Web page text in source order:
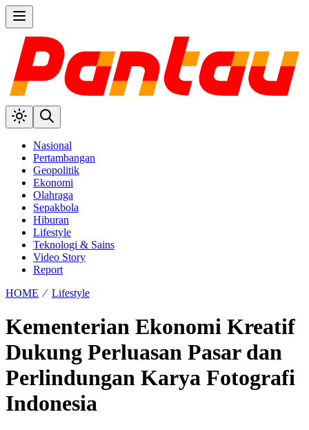
Nasional
Pertambangan
Geopolitik
Ekonomi
Olahraga
Sepakbola
Hiburan
Lifestyle
Teknologi & Sains
Video Story
Report
HOME ⁄ Lifestyle
Kementerian Ekonomi Kreatif
Dukung Perluasan Pasar dan
Perlindungan Karya Fotografi
Indonesia